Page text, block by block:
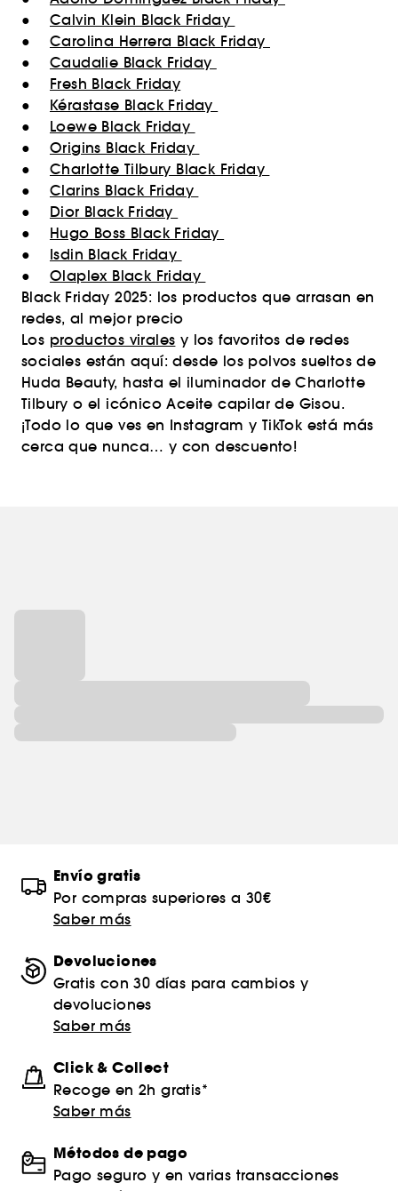
● Calvin Klein Black Friday
● Carolina Herrera Black Friday
● Caudalie Black Friday
● Fresh Black Friday
● Kérastase Black Friday
● Loewe Black Friday
● Origins Black Friday
● Charlotte Tilbury Black Friday
● Clarins Black Friday
● Dior Black Friday
● Hugo Boss Black Friday
● Isdin Black Friday
● Olaplex Black Friday
Black Friday 2025: los productos que arrasan en
redes, al mejor precio
Los productos virales y los favoritos de redes
sociales están aquí: desde los polvos sueltos de
Huda Beauty, hasta el iluminador de Charlotte
Tilbury o el icónico Aceite capilar de Gisou.
¡Todo lo que ves en Instagram y TikTok está más
cerca que nunca… y con descuento!
Envío gratis
Por compras superiores a 30€
Saber más
Devoluciones
Gratis con 30 días para cambios y
devoluciones
Saber más
Click & Collect
Recoge en 2h gratis*
Saber más
Métodos de pago
Pago seguro y en varias transacciones